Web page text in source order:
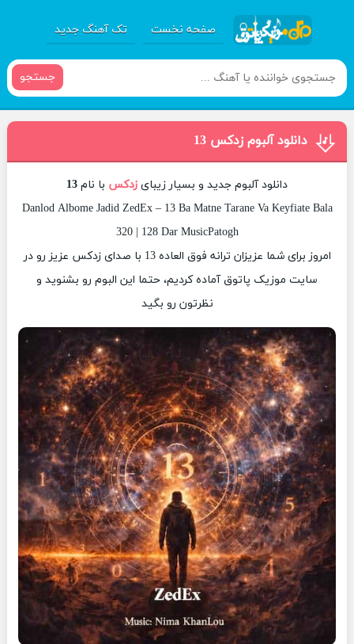
صفحه نخست تک آهنگ جدید
جستجو
دانلود آلبوم زدکس 13
دانلود آلبوم جدید و بسیار زیبای زدکس با نام 13
Danlod Albome Jadid ZedEx – 13 Ba Matne Tarane Va Keyfiate Bala
320 | 128 Dar MusicPatogh
امروز برای شما عزیزان ترانه فوق العاده 13 با صدای زدکس عزیز رو در
سایت موزیک پاتوق آماده کردیم، حتما این البوم رو بشنوید و
نظرتون رو بگید